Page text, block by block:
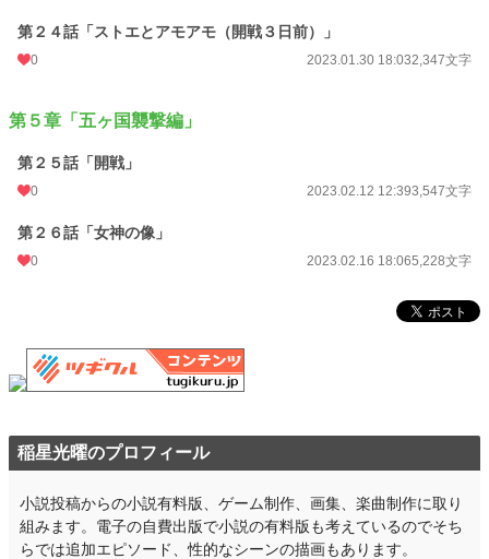
第２４話「ストエとアモアモ（開戦３日前）」
0 2023.01.30 18:032,347文字
第５章「五ヶ国襲撃編」
第２５話「開戦」
0 2023.02.12 12:393,547文字
第２６話「女神の像」
0 2023.02.16 18:065,228文字
稲星光曜のプロフィール
小説投稿からの小説有料版、ゲーム制作、画集、楽曲制作に取り
組みます。電子の自費出版で小説の有料版も考えているのでそち
らでは追加エピソード、性的なシーンの描画もあります。